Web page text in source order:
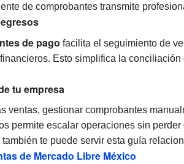
de comprobantes transmite
de pago facilita el seguimiento de
Esto simplifica la
tu empresa
ventas, gestionar comprobantes
permite escalar operaciones sin
también te puede servir esta guía
de Mercado Libre México